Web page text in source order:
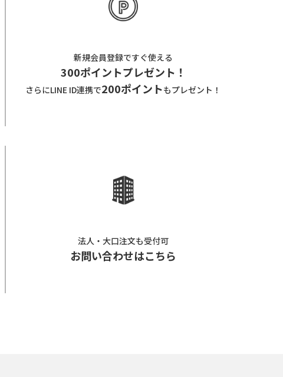
新規会員登録ですぐ使える
300ポイントプレゼント！
さらにLINE ID連携で200ポイントもプレゼント！
法人・大口注文も受付可
お問い合わせはこちら